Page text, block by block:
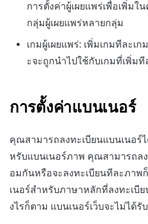
การตั้งค่าผู้เผยแพร่เพื่อเพิ่มใ
กลุ่มผู้เผยแพร่หลายกลุ่ม
เกมผู้เผยแพร่: เพิ่มเกมทีละเ
ะจะถูกนำไปใช้กับเกมที่เพิ่มที
การตั้งค่าแบนเนอร์
คุณสามารถลงทะเบียนแบนเนอร์
หรับแบนเนอร์ภาพ คุณสามารถล
อมกันหรือจะลงทะเบียนทีละภาพ
เนอร์สำหรับภาษาหลักที่ลงทะเบี
งไรก็ตาม แบนเนอร์เว็บจะไม่ได้